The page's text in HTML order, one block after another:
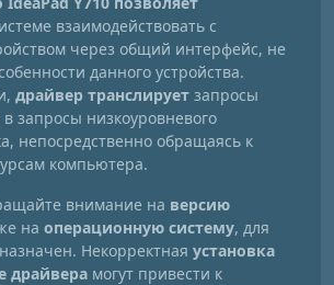
взаимодействовать с
через общий интерфейс, не
данного устройства.
драйвер транслирует запросы
запросы низкоуровневого
непосредственно обращаясь к
компьютера.
внимание на версию
на операционную систему, для
Некорректная установка
драйвера могут привести к